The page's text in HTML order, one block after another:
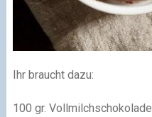
Ihr braucht dazu:
100 gr. Vollmilchschokolade